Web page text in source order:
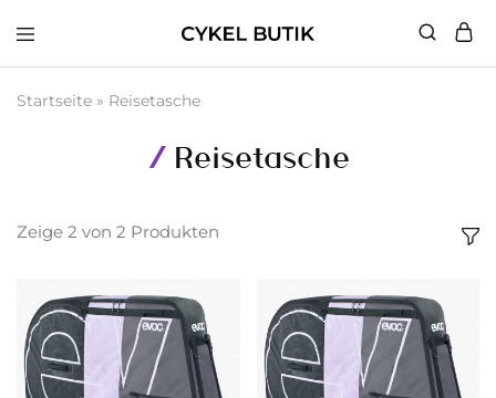
Butik
Startseite » Reisetasche
Reisetasche
Zeige 2 von 2 Produkten